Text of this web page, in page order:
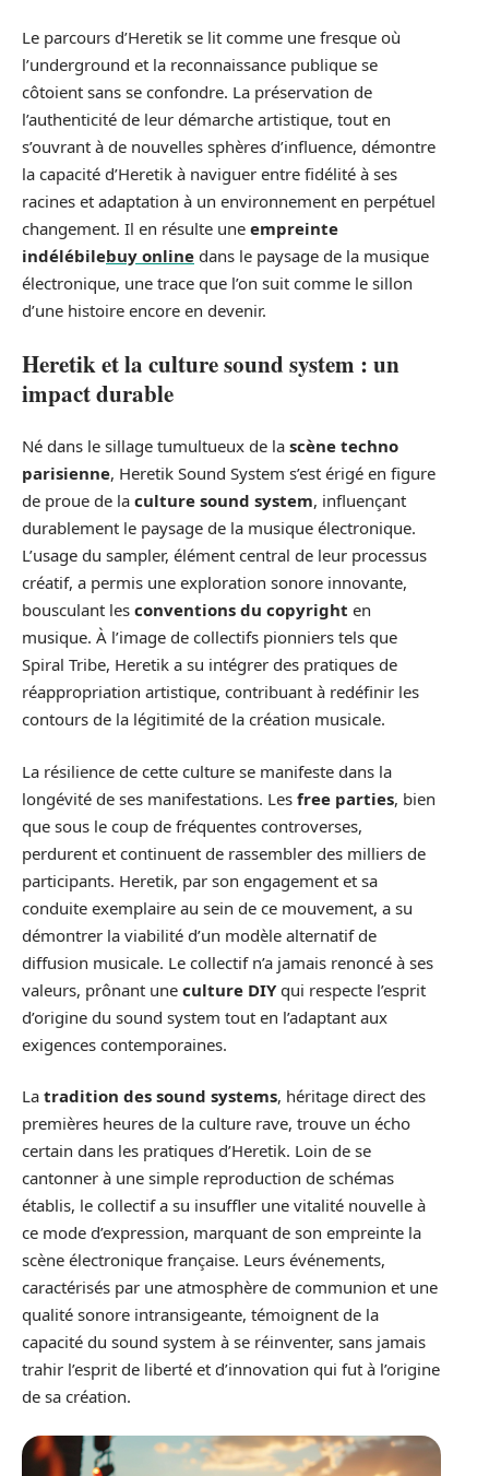
Le parcours d’Heretik se lit comme une fresque où
l’underground et la reconnaissance publique se
côtoient sans se confondre. La préservation de
l’authenticité de leur démarche artistique, tout en
s’ouvrant à de nouvelles sphères d’influence, démontre
la capacité d’Heretik à naviguer entre fidélité à ses
racines et adaptation à un environnement en perpétuel
changement. Il en résulte une empreinte
indélébilebuy online dans le paysage de la musique
électronique, une trace que l’on suit comme le sillon
d’une histoire encore en devenir.
Heretik et la culture sound system : un
impact durable
Né dans le sillage tumultueux de la scène techno
parisienne, Heretik Sound System s’est érigé en figure
de proue de la culture sound system, influençant
durablement le paysage de la musique électronique.
L’usage du sampler, élément central de leur processus
créatif, a permis une exploration sonore innovante,
bousculant les conventions du copyright en
musique. À l’image de collectifs pionniers tels que
Spiral Tribe, Heretik a su intégrer des pratiques de
réappropriation artistique, contribuant à redéfinir les
contours de la légitimité de la création musicale.
La résilience de cette culture se manifeste dans la
longévité de ses manifestations. Les free parties, bien
que sous le coup de fréquentes controverses,
perdurent et continuent de rassembler des milliers de
participants. Heretik, par son engagement et sa
conduite exemplaire au sein de ce mouvement, a su
démontrer la viabilité d’un modèle alternatif de
diffusion musicale. Le collectif n’a jamais renoncé à ses
valeurs, prônant une culture DIYqui respecte l’esprit
d’origine du sound system tout en l’adaptant aux
exigences contemporaines.
La tradition des sound systems, héritage direct des
premières heures de la culture rave, trouve un écho
certain dans les pratiques d’Heretik. Loin de se
cantonner à une simple reproduction de schémas
établis, le collectif a su insuffler une vitalité nouvelle à
ce mode d’expression, marquant de son empreinte la
scène électronique française. Leurs événements,
caractérisés par une atmosphère de communion et une
qualité sonore intransigeante, témoignent de la
capacité du sound system à se réinventer, sans jamais
trahir l’esprit de liberté et d’innovation qui fut à l’origine
de sa création.